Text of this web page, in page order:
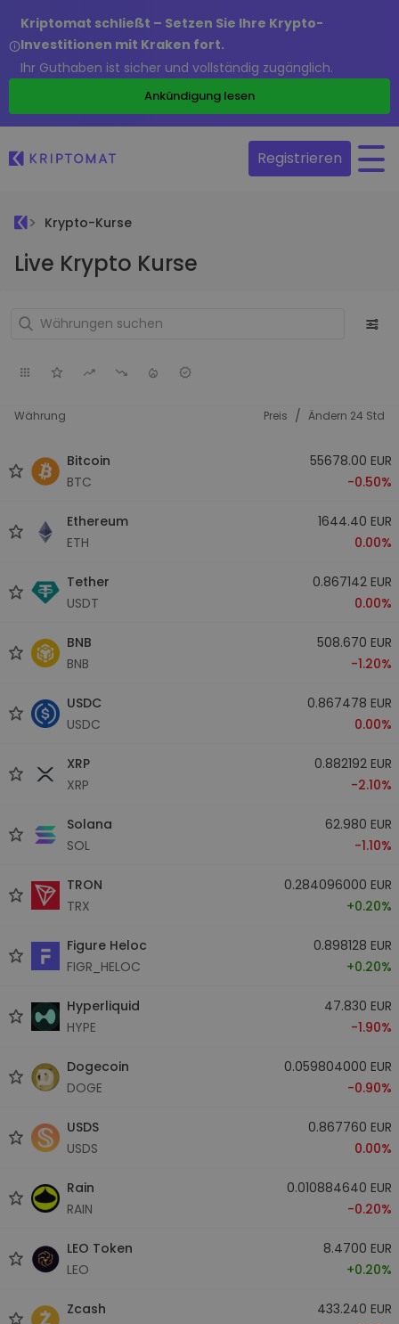
Kriptomat schließt – Setzen Sie Ihre Krypto-
Investitionen mit Kraken fort.
Ihr Guthaben ist sicher und vollständig zugänglich.
Ankündigung lesen
Registrieren
Krypto-Kurse
Live Krypto Kurse
Währung Preis / Ändern 24 Std
Bitcoin
BTC
55678.00 EUR
-0.50%
Ethereum
ETH
1644.40 EUR
0.00%
Tether
USDT
0.867142 EUR
0.00%
BNB
BNB
508.670 EUR
-1.20%
USDC
USDC
0.867478 EUR
0.00%
XRP
XRP
0.882192 EUR
-2.10%
Solana
SOL
62.980 EUR
-1.10%
TRON
TRX
0.284096000 EUR
+0.20%
Figure Heloc
FIGR_HELOC
0.898128 EUR
+0.20%
Hyperliquid
HYPE
47.830 EUR
-1.90%
Dogecoin
DOGE
0.059804000 EUR
-0.90%
USDS
USDS
0.867760 EUR
0.00%
Rain
RAIN
0.010884640 EUR
-0.20%
LEO Token
LEO
8.4700 EUR
+0.20%
Zcash
433.240 EUR